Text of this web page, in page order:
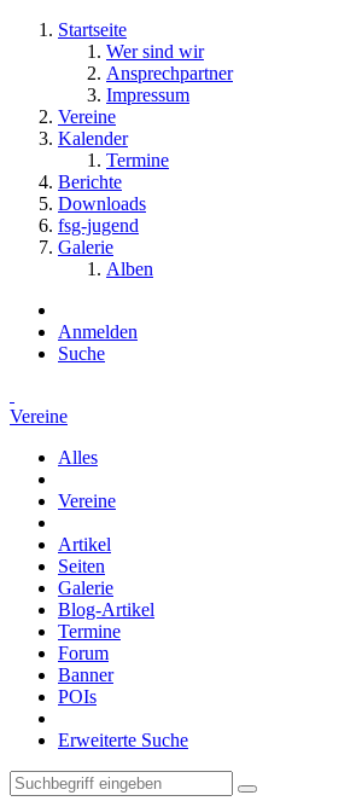
Startseite
Wer sind wir
Ansprechpartner
Impressum
Vereine
Kalender
Termine
Berichte
Downloads
fsg-jugend
Galerie
Alben
Anmelden
Suche
Vereine
Alles
Vereine
Artikel
Seiten
Galerie
Blog-Artikel
Termine
Forum
Banner
POIs
Erweiterte Suche